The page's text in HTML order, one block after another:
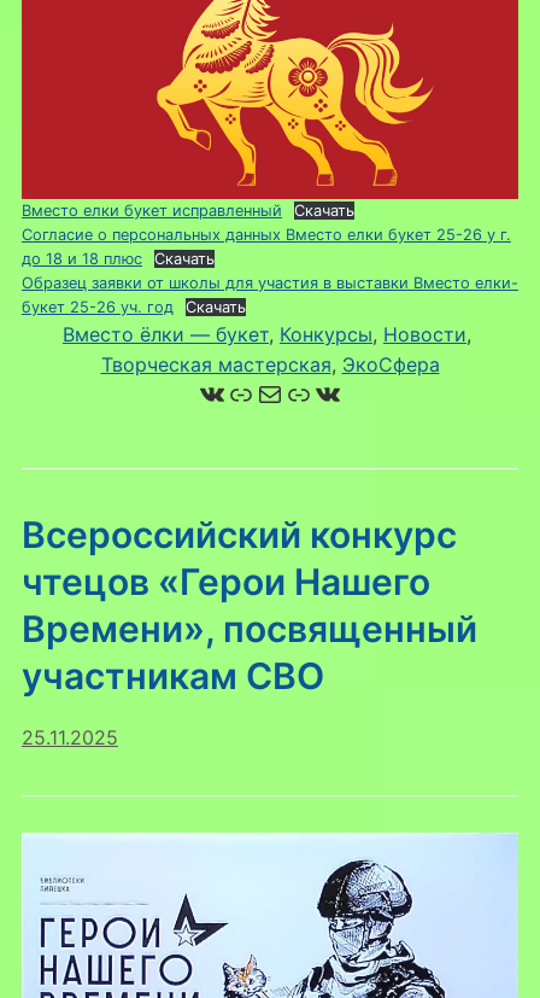
Вместо елки букет исправленный
Скачать
Согласие о персональных данных Вместо елки букет 25-26 у г.
до 18 и 18 плюс
Скачать
Образец заявки от школы для участия в выставки Вместо елки-
букет 25-26 уч. год
Скачать
Вместо ёлки — букет, Конкурсы, Новости
Творческая мастерская, ЭкоСфера
ВКонтакте
Ссылка
Почта
Ссылка
ВКонтакте
Всероссийский конкурс
чтецов «Герои Нашего
Времени», посвященный
участникам СВО
25.11.2025